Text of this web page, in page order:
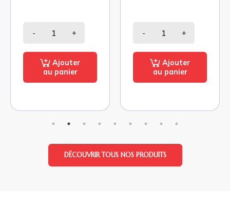
- +
Ajouter
au panier
- +
Ajouter
au panier
DÉCOUVRIR TOUS NOS PRODUITS